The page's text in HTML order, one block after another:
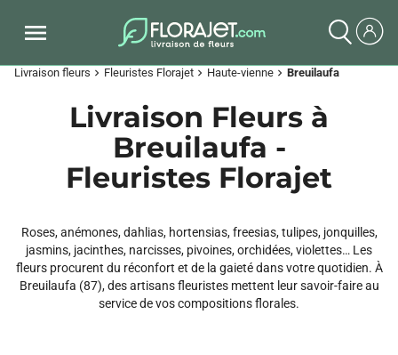
Livraison fleurs chevron_right Fleuristes Florajet chevron_right Haute-vienne chevron_right Breuilaufa
Livraison Fleurs à
Breuilaufa -
Fleuristes Florajet
Roses, anémones, dahlias, hortensias, freesias, tulipes, jonquilles,
jasmins, jacinthes, narcisses, pivoines, orchidées, violettes… Les
fleurs procurent du réconfort et de la gaieté dans votre quotidien. À
Breuilaufa (87), des artisans fleuristes mettent leur savoir-faire au
service de vos compositions florales.